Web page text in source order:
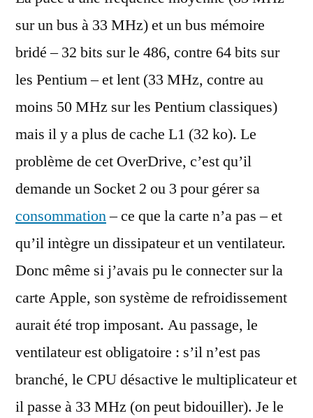
sur un bus à 33 MHz) et un bus mémoire
bridé – 32 bits sur le 486, contre 64 bits sur
les Pentium – et lent (33 MHz, contre au
moins 50 MHz sur les Pentium classiques)
mais il y a plus de cache L1 (32 ko). Le
problème de cet OverDrive, c’est qu’il
demande un Socket 2 ou 3 pour gérer sa
consommation– ce que la carte n’a pas – et
qu’il intègre un dissipateur et un ventilateur.
Donc même si j’avais pu le connecter sur la
carte Apple, son système de refroidissement
aurait été trop imposant. Au passage, le
ventilateur est obligatoire : s’il n’est pas
branché, le CPU désactive le multiplicateur et
il passe à 33 MHz (on peut bidouiller). Je le